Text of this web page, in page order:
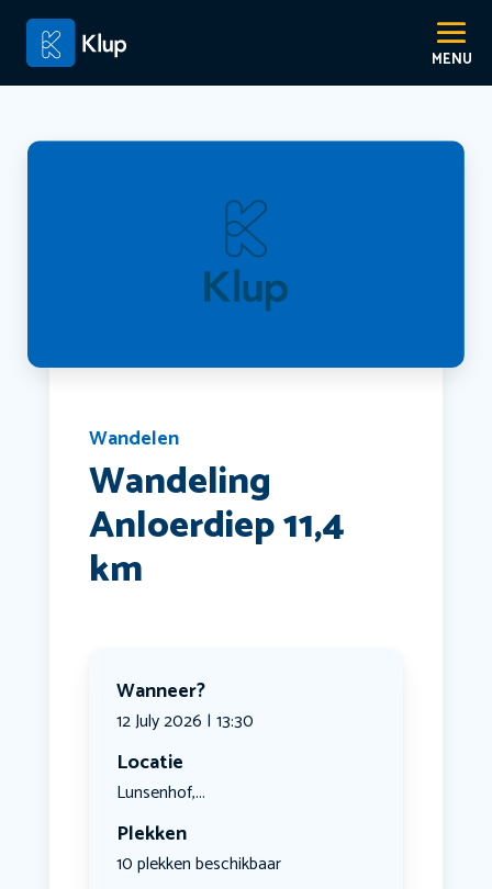
Wandelen
Wandeling
Anloerdiep 11,4
km
Wanneer?
12 July 2026 | 13:30
Locatie
Lunsenhof,...
Plekken
10 plekken beschikbaar